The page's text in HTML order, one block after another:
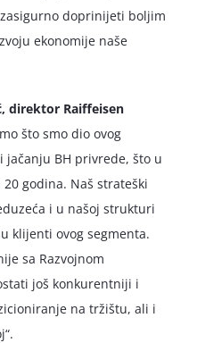
doprinijeti boljim
ekonomije naše
direktor Raiffeisen
što smo dio ovog
jačanju BH privrede, što u
godina. Naš strateški
i u našoj strukturi
klijenti ovog segmenta.
sa Razvojnom
još konkurentniji i
na tržištu, ali i